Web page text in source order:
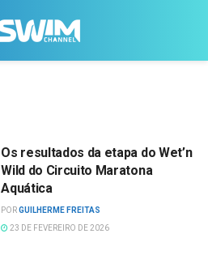
Os resultados da etapa do Wet’n
Wild do Circuito Maratona
Aquática
PORGUILHERME FREITAS
23 DE FEVEREIRO DE 2026